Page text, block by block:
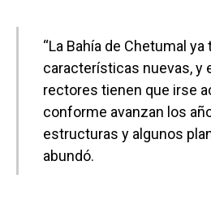
“La Bahía de Chetumal
características nuevas,
rectores tienen que irse
conforme avanzan los
estructuras y algunos
abundó.